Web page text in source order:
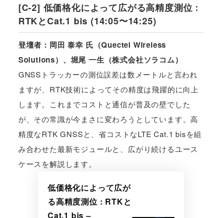
[C-2] 低価格化によって広がる高精度測位 :
RTKとCat.1 bis (14:05〜14:25)
登壇者：岡田 泰幸 氏（Quectel Wireless
Solutions）、堀尾 一生（株式会社ソラコム）
GNSSトラッカーの測位誤差は数メートルと言われ
ますが、RTK技術によってその精度は飛躍的に向上
します。これまでコストと通信が普及の壁でした
が、その常識が今まさに変わろうとしています。高
精度なRTK GNSSと、省コストなLTE Cat.1 bisを組
み合わせた最新モジュールと、広がり続けるユース
ケースを解説します。
低価格化によって広が
る高精度測位 : RTKと
Cat.1 bis –